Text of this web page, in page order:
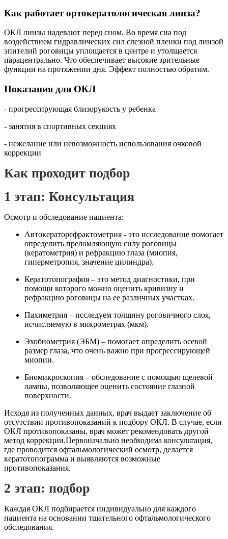
Как работает ортокератологическая линза?
ОКЛ линзы надевают перед сном. Во время сна под
воздействием гидравлических сил слезной пленки под линзой
эпителий роговицы уплощается в центре и утолщается
парацентрально. Что обеспечивает высокие зрительные
функции на протяжении дня. Эффект полностью обратим.
Показания для ОКЛ
- прогрессирующая близорукость у ребенка
- занятия в спортивных секциях
- нежелание или невозможность использования очковой
коррекции
Как проходит подбор
1 этап: Консультация
Осмотр и обследование пациента:
Автокераторефрактометрия - это исследование помогает
определить преломляющую силу роговицы
(кератометрия) и рефракцию глаза (миопия,
гиперметропия, значение цилиндра).
Кератотопография – это метод диагностики, при
помощи которого можно оценить кривизну и
рефракцию роговицы на ее различных участках.
Пахиметрия – исследуем толщину роговичного слоя,
исчисляемую в микрометрах (мкм).
Эхобиометрия (ЭБМ) – помогает определить осевой
размер глаза, что очень важно при прогрессирующей
миопии.
Биомикроскопия – обследование с помощью щелевой
лампы, позволяющее оценить состояние глазной
поверхности.
Исходя из полученных данных, врач выдает заключение об
отсутствии противопоказаний к подбору ОКЛ. В случае, если
ОКЛ противопоказаны, врач может рекомендовать другой
метод коррекции.Первоначально необходима консультация,
где проводится офтальмологический осмотр, делается
кератотопограмма и выявляются возможные
противопоказания.
2 этап: подбор
Каждая ОКЛ подбирается индивидуально для каждого
пациента на основании тщательного офтальмологического
обследования.